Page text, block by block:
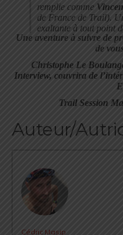
remplie comme
de France de Trail).
exaltante à tout point
Une aventure à suivre de
de
Christophe Le
Interview, couvrira de
Trail Session
Auteur/
Cédric Masip